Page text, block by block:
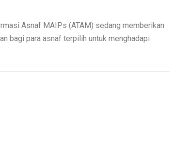
Asnaf MAIPs (ATAM) sedang memberikan
bagi para asnaf terpilih untuk menghadapi